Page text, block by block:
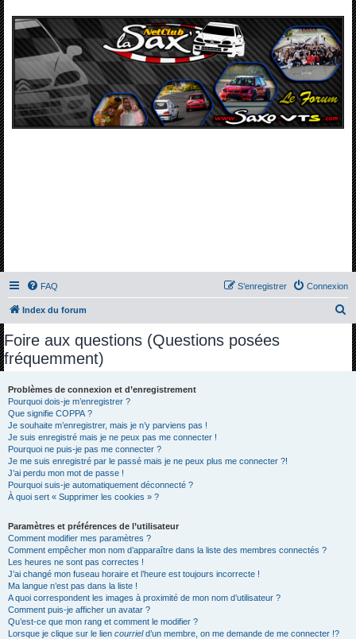
FAQ Connexion
S’enregistrer
Index du forum
Foire aux questions (Questions posées
fréquemment)
Problèmes de connexion et d’enregistrement
Pourquoi dois-je m’enregistrer ?
Que signifie COPPA ?
Je souhaite m’enregistrer, mais je n’y parviens pas !
Je suis enregistré mais je ne peux pas me connecter !
Pourquoi ne puis-je pas me connecter ?
Je me suis enregistré par le passé mais je ne peux plus me connecter ?!
J’ai perdu mon mot de passe !
Pourquoi suis-je automatiquement déconnecté ?
À quoi sert « Supprimer les cookies » ?
Paramètres et préférences de l’utilisateur
Comment modifier mes paramètres ?
Comment empêcher mon nom d’apparaître dans la liste des membres connectés ?
Les heures ne sont pas correctes !
J’ai changé mon fuseau horaire et l’heure est toujours incorrecte !
Ma langue n’est pas dans la liste !
A quoi correspondent les images à proximité de mon nom d’utilisateur ?
Comment puis-je afficher un avatar ?
Qu’est-ce que mon rang et comment le modifier ?
Lorsque je clique sur le lien courrield’un membre, on me demande de me connecter !?